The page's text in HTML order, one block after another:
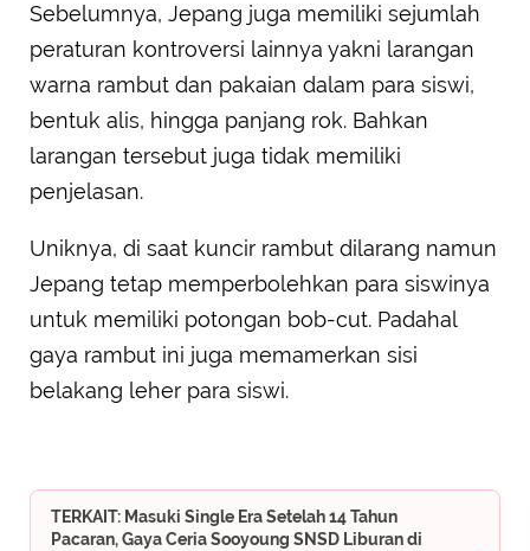
Sebelumnya, Jepang juga memiliki sejumlah
peraturan kontroversi lainnya yakni larangan
warna rambut dan pakaian dalam para siswi,
bentuk alis, hingga panjang rok. Bahkan
larangan tersebut juga tidak memiliki
penjelasan.
Uniknya, di saat kuncir rambut dilarang namun
Jepang tetap memperbolehkan para siswinya
untuk memiliki potongan bob-cut. Padahal
gaya rambut ini juga memamerkan sisi
belakang leher para siswi.
TERKAIT: Masuki Single Era Setelah 14 Tahun
Pacaran, Gaya Ceria Sooyoung SNSD Liburan di